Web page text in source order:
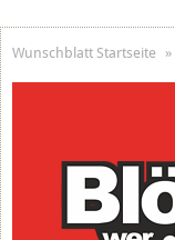
Wunschblatt Startseite »